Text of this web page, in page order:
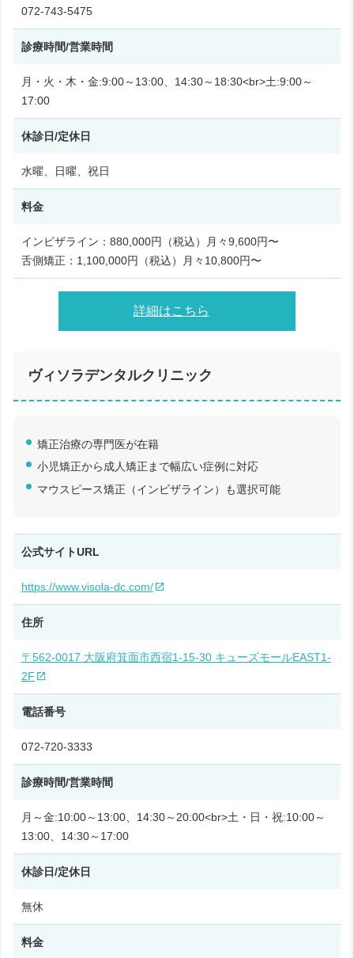
072-743-5475
診療時間/営業時間
月・火・木・金:9:00～13:00、14:30～18:30<br>土:9:00～
17:00
休診日/定休日
水曜、日曜、祝日
料金
インビザライン：880,000円（税込）月々9,600円〜
舌側矯正：1,100,000円（税込）月々10,800円〜
詳細はこちら
ヴィソラデンタルクリニック
矯正治療の専門医が在籍
小児矯正から成人矯正まで幅広い症例に対応
マウスピース矯正（インビザライン）も選択可能
公式サイトURL
https://www.visola-dc.com/
住所
〒562-0017 大阪府箕面市西宿1-15-30 キューズモールEAST1-
2F
電話番号
072-720-3333
診療時間/営業時間
月～金:10:00～13:00、14:30～20:00<br>土・日・祝:10:00～
13:00、14:30～17:00
休診日/定休日
無休
料金